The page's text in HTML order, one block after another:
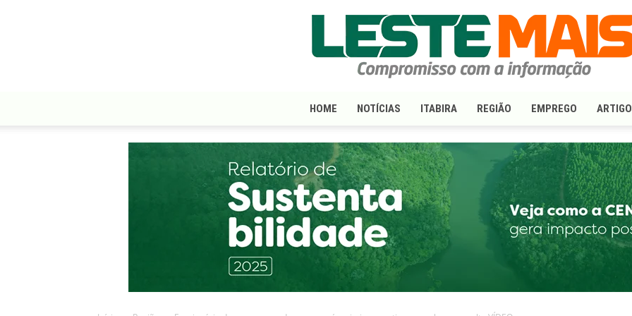
HOME NOTÍCIAS ITABIRA REGIÃO EMPREGO